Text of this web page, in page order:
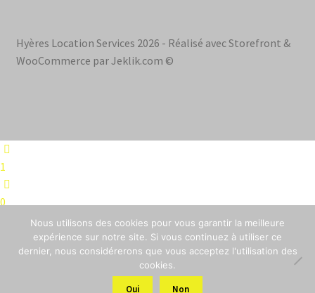
Hyères Location Services 2026 - Réalisé avec Storefront &
WooCommerce par Jeklik.com ©
1
0
Nous utilisons des cookies pour vous garantir la meilleure
expérience sur notre site. Si vous continuez à utiliser ce
dernier, nous considérerons que vous acceptez l'utilisation des
cookies.
Oui Non